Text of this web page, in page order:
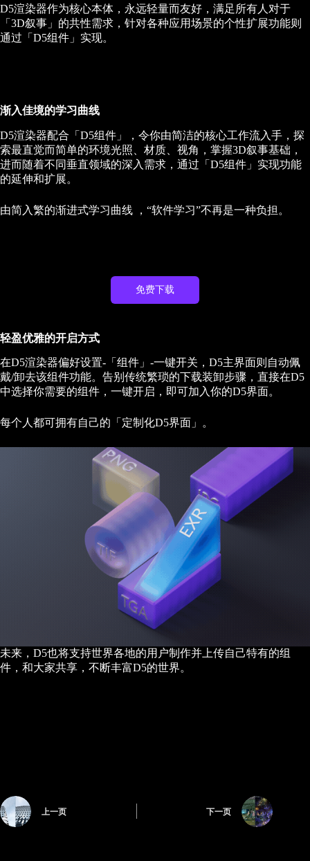
D5渲染器作为核心本体，永远轻量而友好，满足所有人对于
「3D叙事」的共性需求，针对各种应用场景的个性扩展功能则
通过「D5组件」实现。
渐入佳境的学习曲线
D5渲染器配合「D5组件」，令你由简洁的核心工作流入手，探
索最直觉而简单的环境光照、材质、视角，掌握3D叙事基础，
进而随着不同垂直领域的深入需求，通过「D5组件」实现功能
的延伸和扩展。
由简入繁的渐进式学习曲线 ，“软件学习”不再是一种负担。
免费下载
轻盈优雅的开启方式
在D5渲染器偏好设置-「组件」-一键开关，D5主界面则自动佩
戴/卸去该组件功能。告别传统繁琐的下载装卸步骤，直接在D5
中选择你需要的组件，一键开启，即可加入你的D5界面。
每个人都可拥有自己的「定制化D5界面」。
未来，D5也将支持世界各地的用户制作并上传自己特有的组
件，和大家共享，不断丰富D5的世界。
上一页 下一页